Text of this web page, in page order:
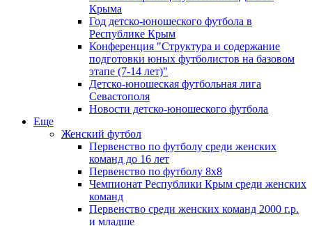
Крыма
Год детско-юношеского футбола в
Республике Крым
Конференция "Структура и содержание
подготовки юных футболистов на базовом
этапе (7-14 лет)"
Детско-юношеская футбольная лига
Севастополя
Новости детско-юношеского футбола
Еще
Женский футбол
Первенство по футболу среди женских
команд до 16 лет
Первенство по футболу 8х8
Чемпионат Республики Крым среди женских
команд
Первенство среди женских команд 2000 г.р.
и младше